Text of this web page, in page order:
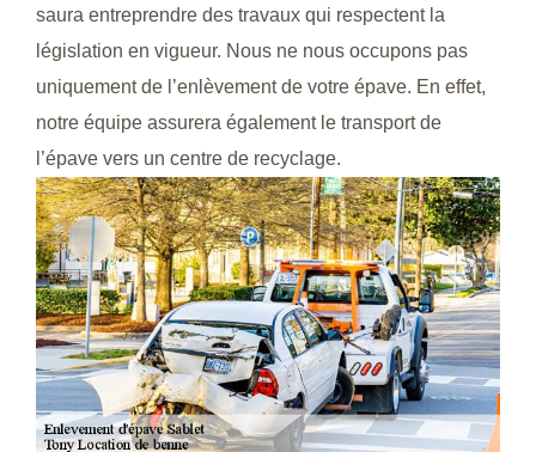
saura entreprendre des travaux qui respectent la
législation en vigueur. Nous ne nous occupons pas
uniquement de l’enlèvement de votre épave. En effet,
notre équipe assurera également le transport de
l’épave vers un centre de recyclage.